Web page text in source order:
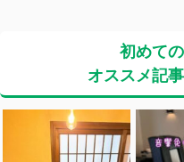
初めて
オススメ記